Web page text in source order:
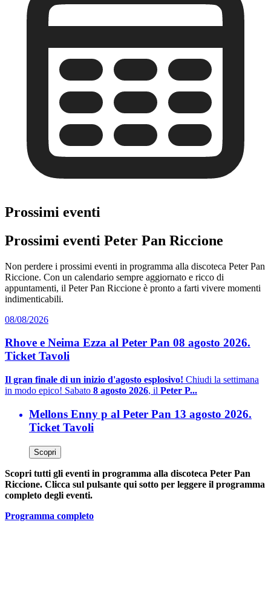
Prossimi eventi
Prossimi eventi Peter Pan Riccione
Non perdere i prossimi eventi in programma alla discoteca Peter Pan
Riccione. Con un calendario sempre aggiornato e ricco di
appuntamenti, il Peter Pan Riccione è pronto a farti vivere momenti
indimenticabili.
08/08/2026
Rhove e Neima Ezza al Peter Pan 08 agosto 2026.
Ticket Tavoli
Il gran finale di un inizio d'agosto esplosivo! Chiudi la settimana
in modo epico! Sabato 8 agosto 2026, il Peter P...
Mellons Enny p al Peter Pan 13 agosto 2026.
Ticket Tavoli
Scopri
Scopri tutti gli eventi in programma alla discoteca Peter Pan
Riccione. Clicca sul pulsante qui sotto per leggere il programma
completo degli eventi.
Programma completo